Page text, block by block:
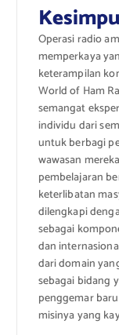
Operasi radio
memperkaya
keterampilan
World of Ham
semangat
individu dari
untuk berbagi
wawasan
pembelajaran
keterlibatan
dilengkapi
sebagai
dan
dari domain
sebagai bidang
penggemar
misinya yang